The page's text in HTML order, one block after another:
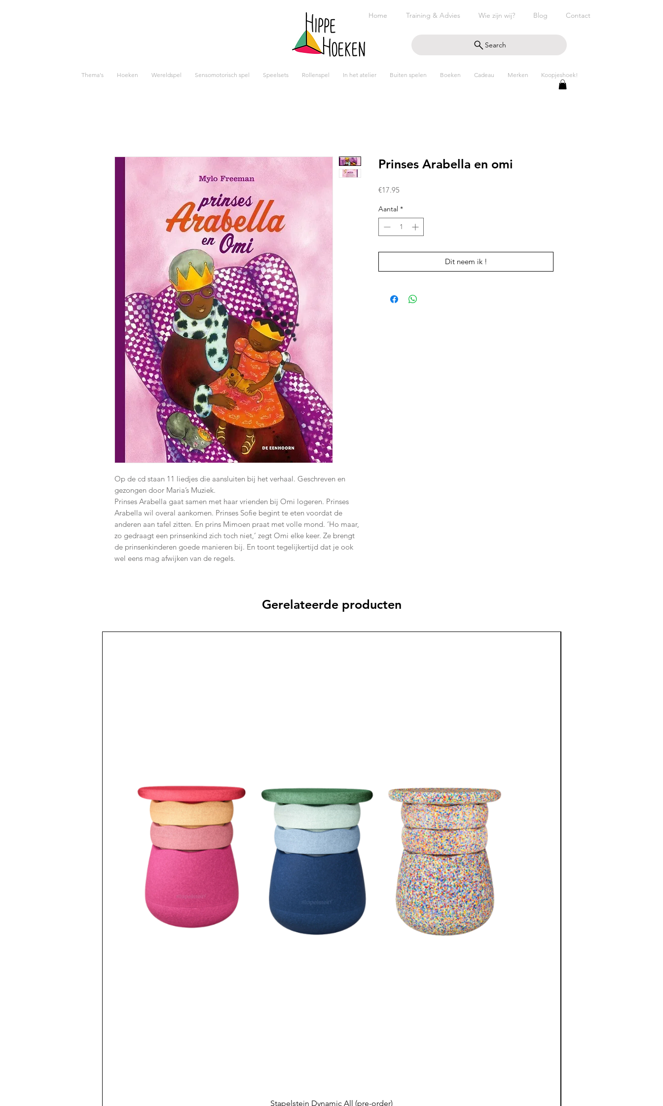
Home Training & Advies Wie zijn wij? Blog Contact
Search
Thema's Hoeken Wereldspel Sensomotorisch spel Speelsets Rollenspel In het atelier Buiten spelen Boeken Cadeau Merken Koopjeshoek!
Op de cd staan 11 liedjes die aansluiten bij het verhaal. Geschreven en
gezongen door Maria’s Muziek.
Prinses Arabella gaat samen met haar vrienden bij Omi logeren. Prinses
Arabella wil overal aankomen. Prinses Sofie begint te eten voordat de
anderen aan tafel zitten. En prins Mimoen praat met volle mond. ‘Ho maar,
zo gedraagt een prinsenkind zich toch niet,’ zegt Omi elke keer. Ze brengt
de prinsenkinderen goede manieren bij. En toont tegelijkertijd dat je ook
wel eens mag afwijken van de regels.
Prinses Arabella en omi
€17.95
Aantal *
Dit neem ik !
Gerelateerde producten
Snel overzicht
Stapelstein Dynamic All (pre-order)